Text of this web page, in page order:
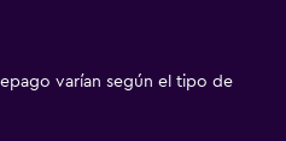
varían según el tipo de